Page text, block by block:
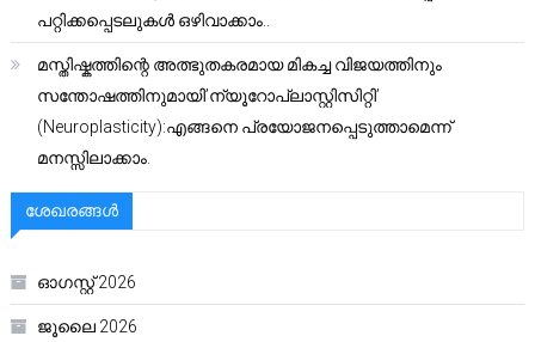
പറ്റിക്കപ്പെടലുകൾ ഒഴിവാക്കാം..
മസ്തിഷ്കത്തിന്റെ അത്ഭുതകരമായ മികച്ച വിജയത്തിനും
സന്തോഷത്തിനുമായി’ന്യൂറോപ്ലാസ്റ്റിസിറ്റി’
(Neuroplasticity):എങ്ങനെ പ്രയോജനപ്പെടുത്താമെന്ന്
മനസ്സിലാക്കാം.
ശേഖരങ്ങൾ
ഓഗസ്റ്റ്‌ 2026
ജൂലൈ 2026